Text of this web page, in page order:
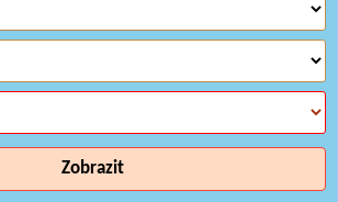
Zobrazit